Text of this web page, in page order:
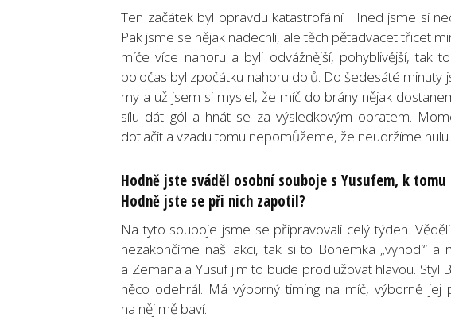
Ten začátek byl opravdu katastrofální. Hned jsme si
Pak jsme se nějak nadechli, ale těch pětadvacet třicet
míče více nahoru a byli odvážnější, pohyblivější, tak
poločas byl zpočátku nahoru dolů. Do šedesáté minuty
my a už jsem si myslel, že míč do brány nějak
sílu dát gól a hnát se za výsledkovým obratem.
dotlačit a vzadu tomu nepomůžeme, že neudržíme
Hodně jste sváděl osobní souboje s Yusufem, k
Hodně jste se při nich zapotil?
Na tyto souboje jsme se připravovali celý týden.
nezakončíme naši akci, tak si to Bohemka „vyhodí“
a Zemana a Yusuf jim to bude prodlužovat hlavou. Styl
něco odehrál. Má výborný timing na míč, výborně
na něj mě baví.